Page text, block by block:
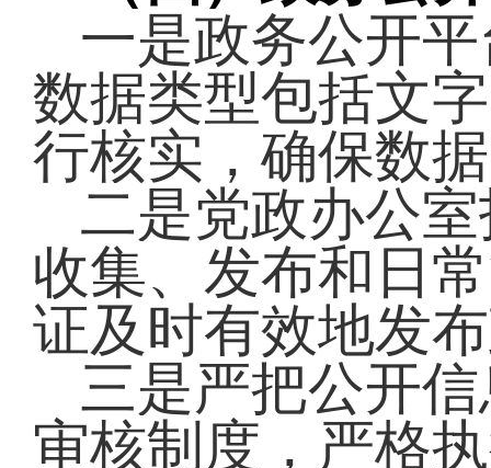
一是政务公开
数据类型包括文
行核实，确保数
二是党政办公
收集、发布和日
证及时有效地发
三是严把公开
审核制度，严格